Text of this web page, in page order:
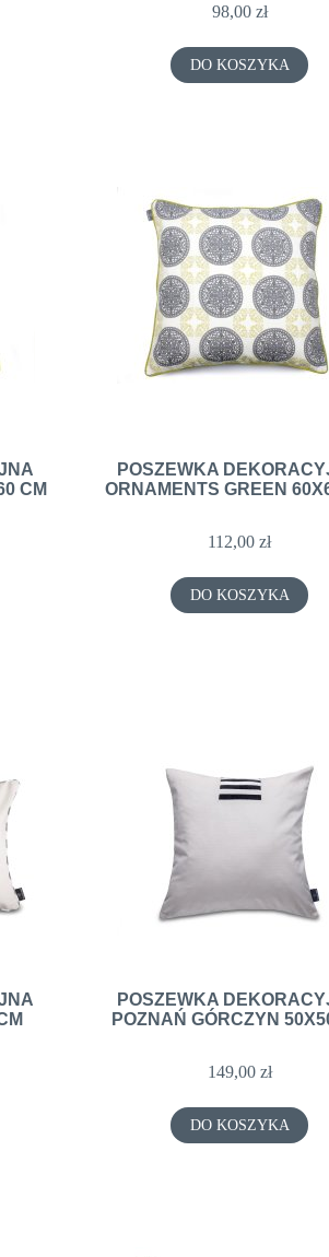
PODUSZKA DEKORACYJNA DIJON
123,00 zł
98,00 zł
DO KOSZYKA
CM
POSZEWKA
ORNAMENTS GREEN
112,00 zł
DO KOSZYKA
POSZEWKA
POZNAŃ GÓRCZYN
149,00 zł
DO KOSZYKA